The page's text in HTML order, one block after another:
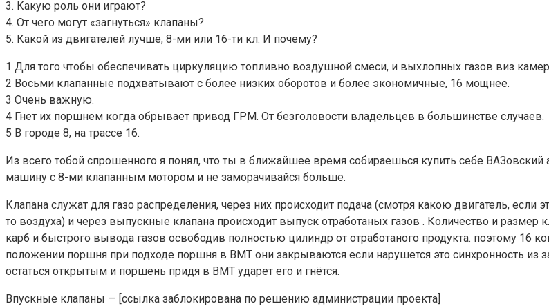
3. Какую роль они играют?
4. От чего могут «загнуться» клапаны?
5. Какой из двигателей лучше, 8-ми или 16-ти кл. И почему?
1 Для того чтобы обеспечивать циркуляцию топливно воздушной смеси, и выхлопных газов виз
2 Восьми клапанные подхватывают с более низких оборотов и более экономичные, 16 мощнее.
3 Очень важную.
4 Гнет их поршнем когда обрывает привод ГРМ. От безголовости владельцев в большинстве случаев.
5 В городе 8, на трассе 16.
Из всего тобой спрошенного я понял, что ты в ближайшее время собираешься купить себе
машину с 8-ми клапанным мотором и не заморачивайся больше.
Клапана служат для газо распределения, через них происходит подача (смотря какою двигатель,
то воздуха) и через выпускные клапана происходит выпуск отработаных газов . Количество и размер
карб и быстрого вывода газов освободив полностью цилиндр от отработаного продукта. поэтому 16
положении поршня при подходе поршня в ВМТ они закрываются если нарушется это синхронность из
остаться открытым и поршень придя в ВМТ ударет его и гнётся.
Впускные клапаны — [ссылка заблокирована по решению администрации проекта]